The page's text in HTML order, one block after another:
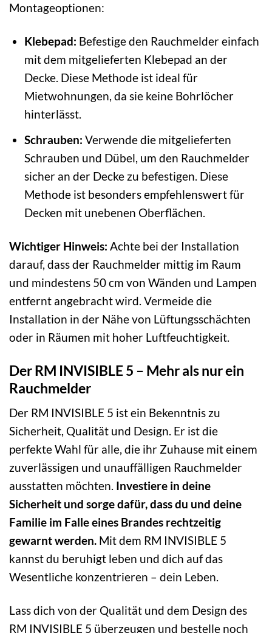
Montageoptionen:
Klebepad: Befestige den Rauchmelder einfach
mit dem mitgelieferten Klebepad an der
Decke. Diese Methode ist ideal für
Mietwohnungen, da sie keine Bohrlöcher
hinterlässt.
Schrauben: Verwende die mitgelieferten
Schrauben und Dübel, um den Rauchmelder
sicher an der Decke zu befestigen. Diese
Methode ist besonders empfehlenswert für
Decken mit unebenen Oberflächen.
Wichtiger Hinweis: Achte bei der Installation
darauf, dass der Rauchmelder mittig im Raum
und mindestens 50 cm von Wänden und Lampen
entfernt angebracht wird. Vermeide die
Installation in der Nähe von Lüftungsschächten
oder in Räumen mit hoher Luftfeuchtigkeit.
Der RM INVISIBLE 5 – Mehr als nur ein
Rauchmelder
Der RM INVISIBLE 5 ist ein Bekenntnis zu
Sicherheit, Qualität und Design. Er ist die
perfekte Wahl für alle, die ihr Zuhause mit einem
zuverlässigen und unauffälligen Rauchmelder
ausstatten möchten. Investiere in deine
Sicherheit und sorge dafür, dass du und deine
Familie im Falle eines Brandes rechtzeitig
gewarnt werden. Mit dem RM INVISIBLE 5
kannst du beruhigt leben und dich auf das
Wesentliche konzentrieren – dein Leben.
Lass dich von der Qualität und dem Design des
RM INVISIBLE 5 überzeugen und bestelle noch